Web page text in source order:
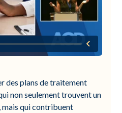
des plans de traitement
non seulement trouvent un
mais qui contribuent